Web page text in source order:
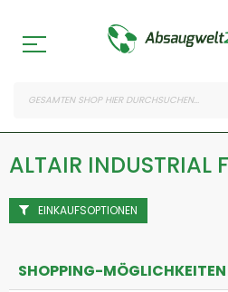
ALTAIR INDUSTRIAL
EINKAUFSOPTIONEN
SHOPPING-MÖGLICHKEITEN